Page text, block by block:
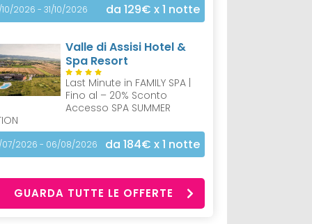
2026 - 31/10/2026 da 129€ x 1 notte
Valle di Assisi Hotel &
Spa Resort
Last Minute in FAMILY SPA |
Fino al – 20% Sconto
Accesso SPA SUMMER
07/2026 - 06/08/2026 da 184€ x 1 notte
GUARDA TUTTE LE OFFERTE